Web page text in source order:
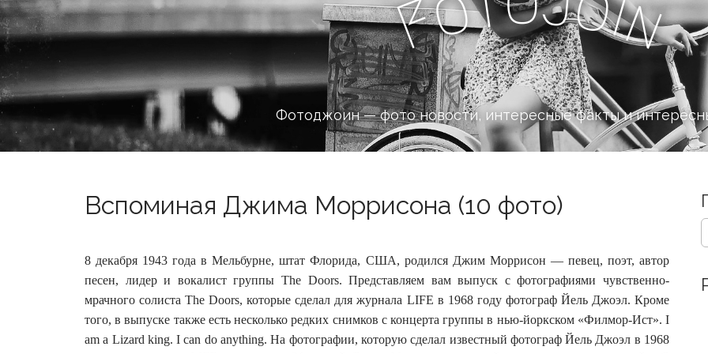
F i
n
Фотоджоин — фото новости, интересные факты и
Вспоминая Джима Моррисона (10 фото)
8 декабря 1943 года в Мельбурне, штат Флорида, США, родился Джим Моррисон — певец, поэт, автор
песен, лидер и вокалист группы The Doors. Представляем вам выпуск с фотографиями чувственно-
мрачного солиста The Doors, которые сделал для журнала LIFE в 1968 году фотограф Йель Джоэл. Кроме
того, в выпуске также есть несколько редких снимков с концерта группы в нью-йоркском «Филмор-Ист». I
am a Lizard king. I can do anything. На фотографии, которую сделал известный фотограф Йель Джоэл в 1968
S
e
c